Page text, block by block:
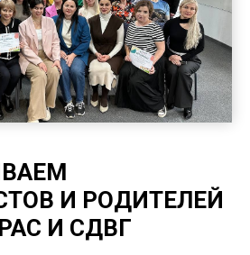
И РОДИТЕЛЕЙ
И СДВГ